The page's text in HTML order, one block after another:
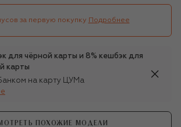
за первую покупку Подробнее
для чёрной карты и 8% кешбэк для
карты
на карту ЦУМа
ПОХОЖИЕ МОДЕЛИ